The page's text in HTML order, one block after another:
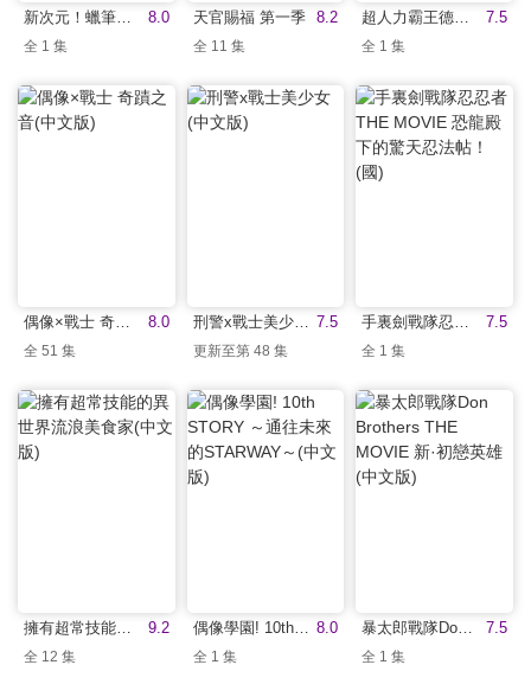
8.0
全 1 集
8.2
天官賜福 第一季
全 11 集
7.5
全 1 集
8.0
偶像×戰士 奇蹟之音(中文版)
全 51 集
7.5
刑警x戰士美少女(中文版)
更新至第 48 集
7.5
手裏劍戰隊忍忍者THE MOVIE 恐龍殿下的驚天忍法帖！(國)
全 1 集
9.2
擁有超常技能的異世界流浪美食家(中文版)
全 12 集
8.0
偶像學園! 10th STORY ～通往未來的STARWAY～(中文版)
全 1 集
7.5
暴太郎戰隊Don Brothers THE MOVIE 新·初戀英雄(中文版)
全 1 集